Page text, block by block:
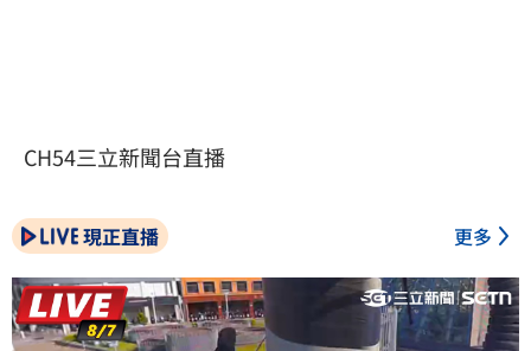
CH54三立新聞台直播
現正直播 更多